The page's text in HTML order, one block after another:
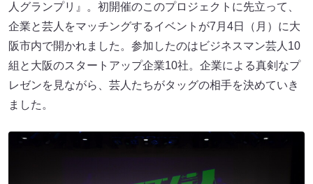
人グランプリ』。初開催のこのプロジェクトに先立って、
企業と芸人をマッチングするイベントが7月4日（月）に大
阪市内で開かれました。参加したのはビジネスマン芸人10
組と大阪のスタートアップ企業10社。企業による真剣なプ
レゼンを見ながら、芸人たちがタッグの相手を決めていき
ました。